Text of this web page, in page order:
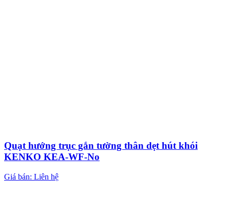
Quạt hướng trục gắn tường thân dẹt hút khói
KENKO KEA-WF-No
Giá bán: Liên hệ